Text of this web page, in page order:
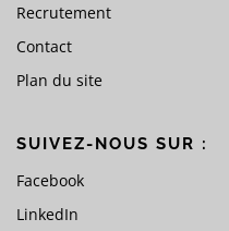
Recrutement
Contact
Plan du site
SUIVEZ-NOUS SUR :
Facebook
LinkedIn